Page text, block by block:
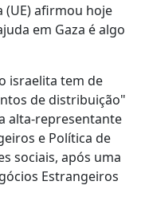
(UE) afirmou hoje
em Gaza é algo
israelita tem de
de distribuição"
alta-representante
e Política de
sociais, após uma
Estrangeiros